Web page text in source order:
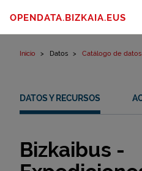
OPENDATA.BIZKAIA.EUS
Inicio Datos Catálogo de datos
DATOS Y RECURSOS
Bizkaibus -